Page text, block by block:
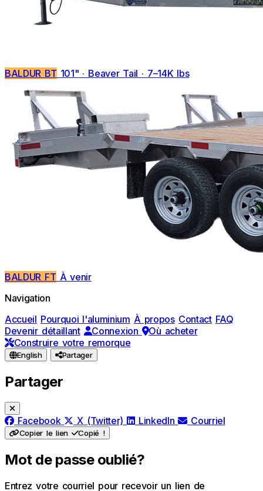
BALDUR BT 101" · Beaver Tail · 7–14K lbs
BALDUR FT À venir
Navigation
Accueil Pourquoi l'aluminium À propos Contact FAQ
Devenir détaillant
Connexion
Où acheter
Construire votre remorque
English Partager
Partager
Facebook X (Twitter) LinkedIn Courriel
Copier le lien Copié !
Mot de passe oublié?
Entrez votre courriel pour recevoir un lien de